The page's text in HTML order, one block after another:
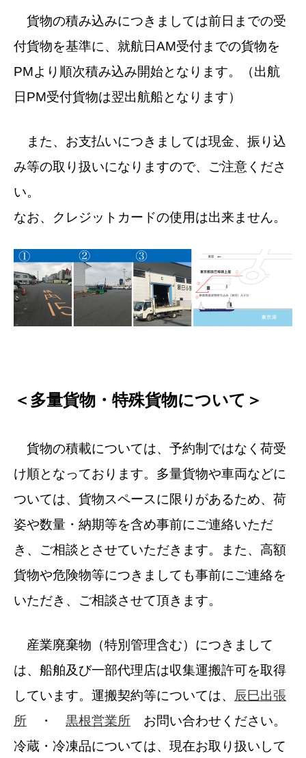
貨物の積み込みにつきましては前日までの受
付貨物を基準に、就航日AM受付までの貨物を
PMより順次積み込み開始となります。（出航
日PM受付貨物は翌出航船となります）
また、お支払いにつきましては現金、振り込
み等の取り扱いになりますので、ご注意くださ
い。
なお、クレジットカードの使用は出来ません。
＜多量貨物・特殊貨物について＞
貨物の積載については、予約制ではなく荷受
け順となっております。多量貨物や車両などに
ついては、貨物スペースに限りがあるため、荷
姿や数量・納期等を含め事前にご連絡いただ
き、ご相談とさせていただきます。また、高額
貨物や危険物等につきましても事前にご連絡を
いただき、ご相談させて頂きます。
産業廃棄物（特別管理含む）につきまして
は、船舶及び一部代理店は収集運搬許可を取得
しています。運搬契約等については、 辰巳出張
所 ・ 黒根営業所 お問い合わせください。
冷蔵・冷凍品については、現在お取り扱いして